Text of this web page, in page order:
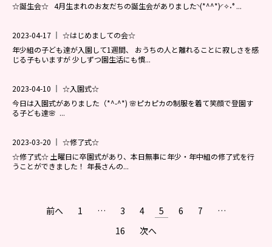
☆誕生会☆ 4月生まれのお友だちの誕生会がありました◝(*^^*)◜✧˖° ...
2023-04-17
☆はじめましての会☆
年少組の子ども達が入園して1週間、 おうちの人と離れることに寂しさを感
じる子もいますが 少しずつ園生活にも慣...
2023-04-10
☆入園式☆
今日は入園式がありました（*^-^*) 🌸ピカピカの制服を着て笑顔で登園す
る子ども達🌸 ...
2023-03-20
☆修了式☆
☆修了式☆ 土曜日に卒園式があり、本日無事に年少・年中組の修了式を行
うことができました！ 年長さんの...
前へ 1 … 3 4 5 6 7
…
16
次へ